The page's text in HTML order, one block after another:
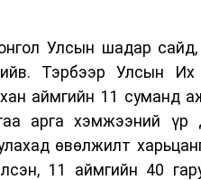
Улсын шадар
Тэрбээр Улсын Их
аймгийн 11 суманд
арга хэмжээний үр
өвөлжилт
11 аймгийн 40